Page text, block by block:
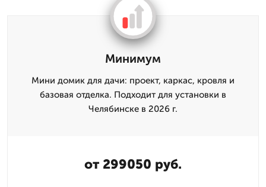
Минимум
Мини домик для дачи: проект, каркас, кровля и
базовая отделка. Подходит для установки в
Челябинске в 2026 г.
от 299050 руб.